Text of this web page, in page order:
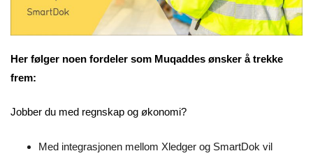
Her følger noen fordeler som Muqaddes ønsker å trekke
frem:
Jobber du med regnskap og økonomi?
Med integrasjonen mellom Xledger og SmartDok vil